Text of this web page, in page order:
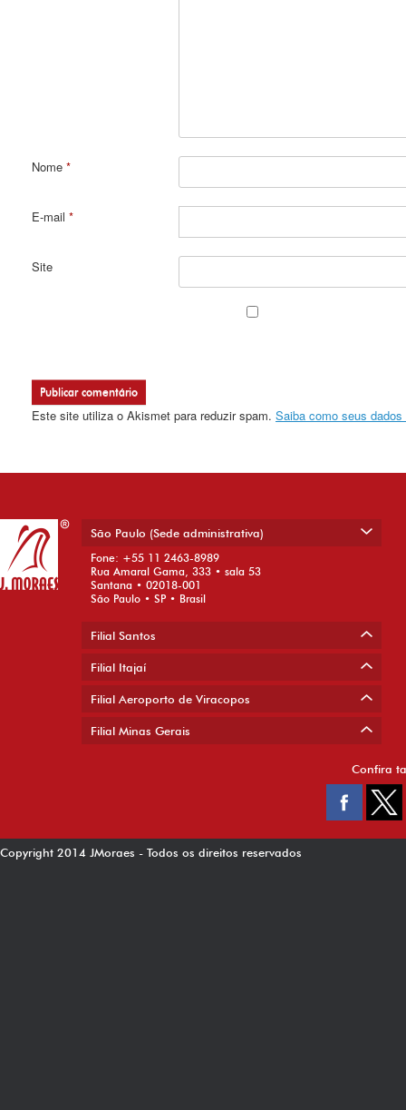
Nome *
E-mail *
Site
Este site utiliza o Akismet para reduzir spam. Saiba como seus
São Paulo (Sede administrativa)
Fone: +55 11 2463-8989
Rua Amaral Gama, 333 • sala 53
Santana • 02018-001
São Paulo • SP • Brasil
Filial Santos
Filial Itajaí
Filial Aeroporto de Viracopos
Filial Minas Gerais
Confira
Copyright 2014 JMoraes - Todos os direitos reservados